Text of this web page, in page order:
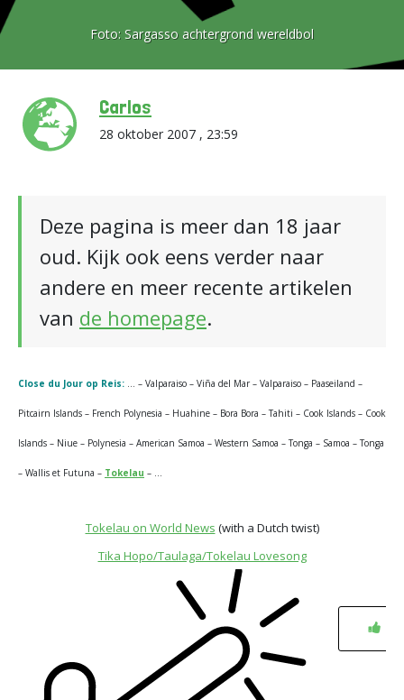
Foto: Sargasso achtergrond wereldbol
Carlos
28 oktober 2007 , 23:59
Deze pagina is meer dan 18 jaar
oud. Kijk ook eens verder naar
andere en meer recente artikelen
van de homepage.
Close du Jour op Reis: … – Valparaiso – Viña del Mar – Valparaiso – Paaseiland –
Pitcairn Islands – French Polynesia – Huahine – Bora Bora – Tahiti – Cook Islands – Cook
Islands – Niue – Polynesia – American Samoa – Western Samoa – Tonga – Samoa – Tonga
– Wallis et Futuna – Tokelau – …
Tokelau on World News (with a Dutch twist)
Tika Hopo/Taulaga/Tokelau Lovesong